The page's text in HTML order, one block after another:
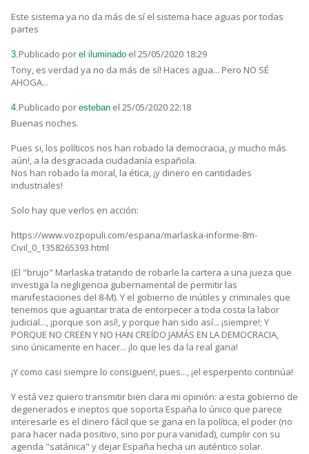
Este sistema ya no da más de sí el sistema hace aguas por todas
partes
3.Publicado por el iluminado el 25/05/2020 18:29
Tony, es verdad ya no da más de sí! Haces agua... Pero NO SÉ
AHOGA...
4.Publicado por esteban el 25/05/2020 22:18
Buenas noches.
Pues si, los políticos nos han robado la democracia, ¡y mucho más
aún!, a la desgraciada ciudadanía española.
Nos han robado la moral, la ética, ¡y dinero en cantidades
industriales!
Solo hay que verlos en acción:
https://www.vozpopuli.com/espana/marlaska-informe-8m-
Civil_0_1358265393.html
(El "brujo" Marlaska tratando de robarle la cartera a una jueza que
investiga la negligencia gubernamental de permitir las
manifestaciones del 8-M). Y el gobierno de inútiles y criminales que
tenemos que aguantar trata de entorpecer a toda costa la labor
judicial..., ¡porque son así!, y porque han sido así... ¡siempre!; Y
PORQUE NO CREEN Y NO HAN CREÍDO JAMÁS EN LA DEMOCRACIA,
sino únicamente en hacer... ¡lo que les da la real gana!
¡Y como casi siempre lo consiguen!, pues..., ¡el esperpento continúa!
Y está vez quiero transmitir bien clara mi opinión: a esta gobierno de
degenerados e ineptos que soporta España lo único que parece
interesarle es el dinero fácil que se gana en la política, el poder (no
para hacer nada positivo, sino por pura vanidad), cumplir con su
agenda "satánica" y dejar España hecha un auténtico solar.